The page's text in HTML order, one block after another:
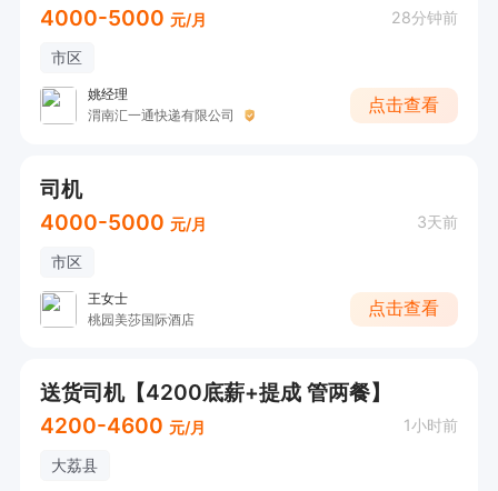
4000-5000 元/月 28分钟前
市区
姚经理
渭南汇一通快递有限公司
点击查看
司机
4000-5000 元/月 3天前
市区
王女士
桃园美莎国际酒店
点击查看
送货司机【4200底薪+提成 管两餐】
4200-4600 元/月 1小时前
大荔县